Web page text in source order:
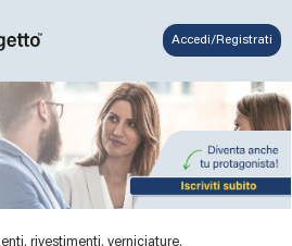
Accedi/Registrati
rivestimenti, verniciature,